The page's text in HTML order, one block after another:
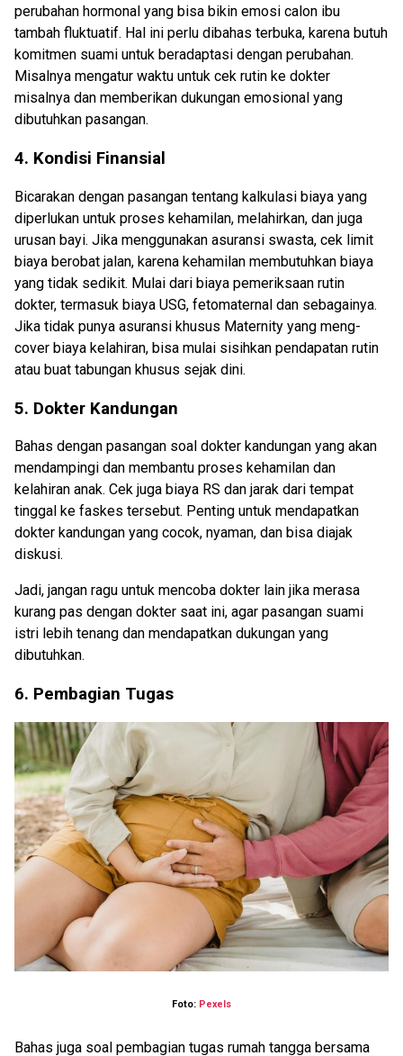
perubahan hormonal yang bisa bikin emosi calon ibu
tambah fluktuatif. Hal ini perlu dibahas terbuka, karena butuh
komitmen suami untuk beradaptasi dengan perubahan.
Misalnya mengatur waktu untuk cek rutin ke dokter
misalnya dan memberikan dukungan emosional yang
dibutuhkan pasangan.
4. Kondisi Finansial
Bicarakan dengan pasangan tentang kalkulasi biaya yang
diperlukan untuk proses kehamilan, melahirkan, dan juga
urusan bayi. Jika menggunakan asuransi swasta, cek limit
biaya berobat jalan, karena kehamilan membutuhkan biaya
yang tidak sedikit. Mulai dari biaya pemeriksaan rutin
dokter, termasuk biaya USG, fetomaternal dan sebagainya.
Jika tidak punya asuransi khusus Maternity yang meng-
cover biaya kelahiran, bisa mulai sisihkan pendapatan rutin
atau buat tabungan khusus sejak dini.
5. Dokter Kandungan
Bahas dengan pasangan soal dokter kandungan yang akan
mendampingi dan membantu proses kehamilan dan
kelahiran anak. Cek juga biaya RS dan jarak dari tempat
tinggal ke faskes tersebut. Penting untuk mendapatkan
dokter kandungan yang cocok, nyaman, dan bisa diajak
diskusi.
Jadi, jangan ragu untuk mencoba dokter lain jika merasa
kurang pas dengan dokter saat ini, agar pasangan suami
istri lebih tenang dan mendapatkan dukungan yang
dibutuhkan.
6. Pembagian Tugas
Foto: Pexels
Bahas juga soal pembagian tugas rumah tangga bersama